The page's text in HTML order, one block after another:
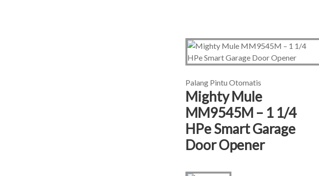
Palang Pintu Otomatis
Mighty Mule
MM9545M – 1 1/4
HPe Smart Garage
Door Opener